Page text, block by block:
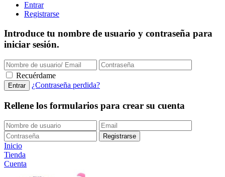
Entrar
Registrarse
Introduce tu nombre de usuario y contraseña para
iniciar sesión.
Recuérdame
¿Contraseña perdida?
Rellene los formularios para crear su cuenta
Inicio
Tienda
Cuenta